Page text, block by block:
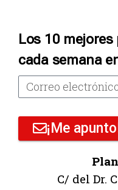
Los 10 mejores
cada semana
¡Me
C/ del Dr.